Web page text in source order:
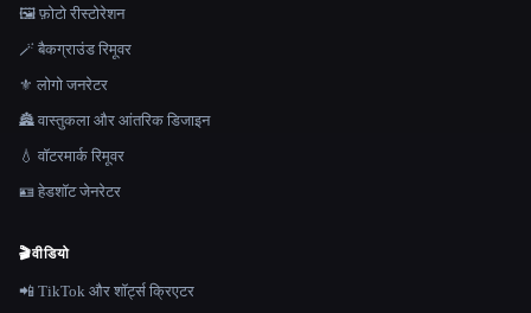
🖼️ फ़ोटो रीस्टोरेशन
🪄 बैकग्राउंड रिमूवर
⚜️ लोगो जनरेटर
🏯 वास्तुकला और आंतरिक डिजाइन
💧 वॉटरमार्क रिमूवर
🪪 हेडशॉट जेनरेटर
🎬वीडियो
📲 TikTok और शॉर्ट्स क्रिएटर